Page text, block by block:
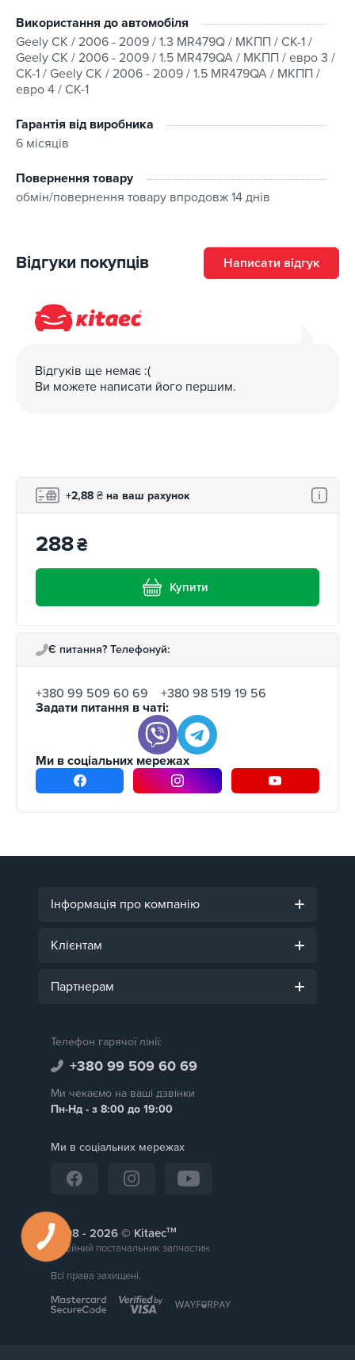
Використання до автомобіля
Geely CK / 2006 - 2009 / 1.3 MR479Q / МКПП / CK-1 /
Geely CK / 2006 - 2009 / 1.5 MR479QA / МКПП / евро 3 /
CK-1 / Geely CK / 2006 - 2009 / 1.5 MR479QA / МКПП /
евро 4 / CK-1
Гарантія від виробника
6 місяців
Повернення товару
обмін/повернення товару впродовж 14 днів
Відгуки покупців Написати відгук
Відгуків ще немає :(
Ви можете написати його першим.
+2,88 ₴ на ваш рахунок
288₴
Купити
Є питання? Телефонуй:
+380 99 509 60 69
+380 98 519 19 56
Задати питання в чаті:
Ми в соціальних мережах
Інформація про компанію
Клієнтам
Партнерам
Телефон гарячої лінії:
+380 99 509 60 69
Ми чекаємо на ваші дзвінки
Пн-Нд - з 8:00 до 19:00
Ми в соціальних мережах
2008 - © Kitaecтм
Надійний постачальник запчастин.
Всі права захищені.